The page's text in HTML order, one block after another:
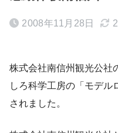
2008年11月28日
株式会社南信州観光公社
しろ科学工房の「モデル
されました。